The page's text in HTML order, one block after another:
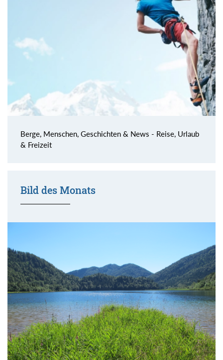
Berge, Menschen, Geschichten & News - Reise, Urlaub
& Freizeit
Bild des Monats